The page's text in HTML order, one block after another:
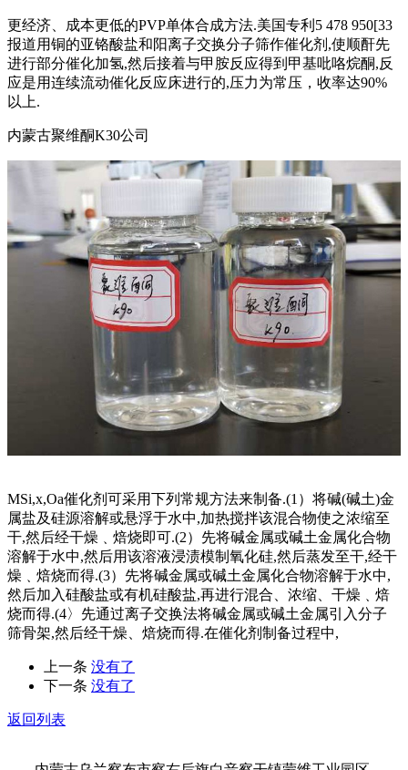
更经济、成本更低的PVP单体合成方法.美国专利5 478 950[33
报道用铜的亚铬酸盐和阳离子交换分子筛作催化剂,使顺酐先
进行部分催化加氢,然后接着与甲胺反应得到甲基吡咯烷酮,反
应是用连续流动催化反应床进行的,压力为常压，收率达90%
以上.
内蒙古聚维酮K30公司
MSi,x,Oa催化剂可采用下列常规方法来制备.(1）将碱(碱土)金
属盐及硅源溶解或悬浮于水中,加热搅拌该混合物使之浓缩至
干,然后经干燥﹑焙烧即可.(2）先将碱金属或碱土金属化合物
溶解于水中,然后用该溶液浸渍模制氧化硅,然后蒸发至干,经干
燥﹑焙烧而得.(3）先将碱金属或碱土金属化合物溶解于水中,
然后加入硅酸盐或有机硅酸盐,再进行混合、浓缩、干燥﹑焙
烧而得.(4〉先通过离子交换法将碱金属或碱土金属引入分子
筛骨架,然后经干燥、焙烧而得.在催化剂制备过程中,
上一条 没有了
下一条 没有了
返回列表